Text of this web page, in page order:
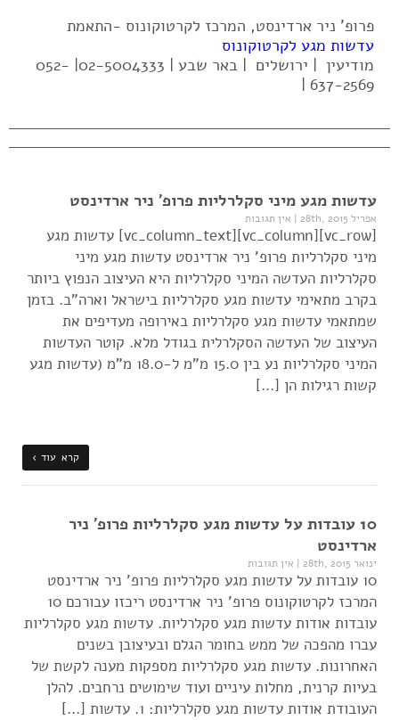
פרופ' ניר ארדינסט, המרכז לקרטוקונוס -התאמת
עדשות מגע לקרטוקונוס
מודיעין | ירושלים | באר שבע | 02-5004333| 052-
637-2569 |
עדשות מגע מיני סקלרליות פרופ' ניר ארדינסט
אפריל 28th, 2015 | אין תגובות
[vc_row][vc_column][vc_column_text] עדשות מגע
מיני סקלרליות פרופ' ניר ארדינסט עדשות מגע מיני
סקלרליות העדשה המיני סקלרליות היא העיצוב הנפוץ ביותר
בקרב מתאימי עדשות מגע סקלרליות בישראל וארה"ב. בזמן
שמתאמי עדשות מגע סקלרליות באירופה מעדיפים את
העיצוב של העדשה הסקלרלית בגודל מלא. קוטר העדשות
המיני סקלרליות נע בין 15.0 מ"מ ל-18.0 מ"מ (עדשות מגע
קשות רגילות הן […]
קרא עוד ›
10 עובדות על עדשות מגע סקלרליות פרופ' ניר
ארדינסט
ינואר 28th, 2015 | אין תגובות
10 עובדות על עדשות מגע סקלרליות פרופ' ניר ארדינסט
המרכז לקרטוקונוס פרופ' ניר ארדינסט ריכזו עבורכם 10
עובדות אודות עדשות מגע סקלרליות. עדשות מגע סקלרליות
עברו מהפכה של ממש בחומר הגלם ובעיצובן בשנים
האחרונות. עדשות מגע סקלרליות מספקות מענה לקשת של
בעיות קרנית, מחלות עיניים ועוד שימושים נרחבים. להלן
העובודת אודות עדשות מגע סקלרליות: 1. עדשות […]